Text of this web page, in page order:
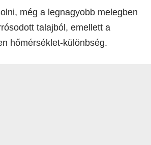
még a legnagyobb melegben
talajból, emellett a
hőmérséklet-különbség.